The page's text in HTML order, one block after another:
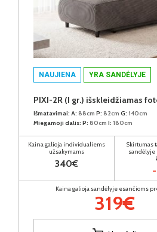
NAUJIENA YRA SANDĖLYJE
Išmatavimai: A: 88cm P: 82cm G: 140cm
Miegamoji dalis: P: 80cm I: 180cm
Kaina galioja individualiems
užsakymams
340€
Skirtumas
sandėlyje
Kaina galioja sandėlyje esančioms
319€